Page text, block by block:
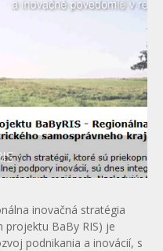
inovačná stratégia
projektu BaBy RIS) je
podnikania a inovácií, s